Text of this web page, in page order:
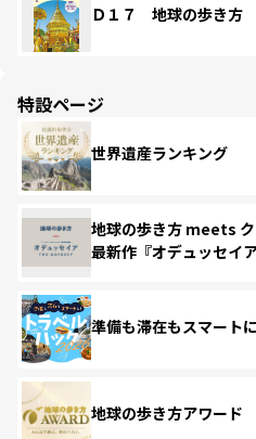
Ｄ１７ 地球の歩き方
特設ページ
世界遺産ランキング
地球の歩き方 meets
最新作『オデュッセイア
準備も滞在もスマート
地球の歩き方アワード